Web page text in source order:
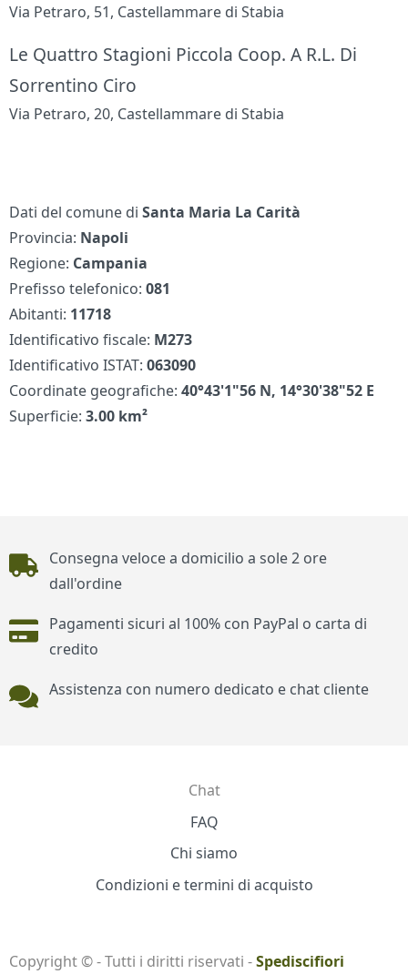
Via Petraro, 51, Castellammare di Stabia
Le Quattro Stagioni Piccola Coop. A R.L. Di
Sorrentino Ciro
Via Petraro, 20, Castellammare di Stabia
Dati del comune diSanta Maria La Carità
Provincia: Napoli
Regione: Campania
Prefisso telefonico:081
Abitanti: 11718
Identificativo fiscale: M273
Identificativo ISTAT:063090
Coordinate geografiche:40°43'1"56 N, 14°30'38"52 E
Superficie:3.00 km²
Piè di pagina
Consegna veloce a domicilio a sole 2 ore
dall'ordine
Pagamenti sicuri al 100% con PayPal o carta di
credito
Assistenza con numero dedicato e chat cliente
Chat
FAQ
Chi siamo
Condizioni e termini di acquisto
Copyright © - Tutti i diritti riservati -Spediscifiori